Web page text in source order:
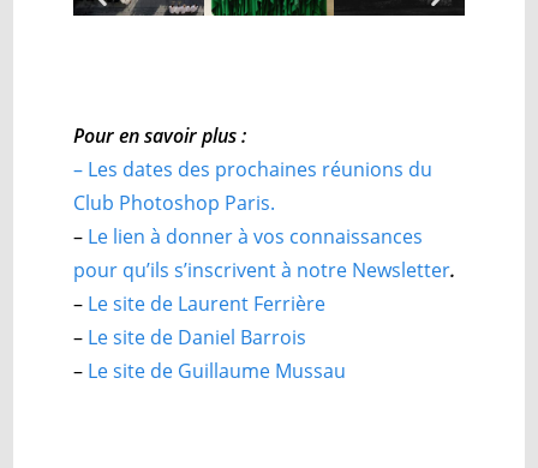
Pour en savoir plus :
– Les dates des prochaines réunions du
Club Photoshop Paris.
– Le lien à donner à vos connaissances
pour qu’ils s’inscrivent à notre Newsletter.
– Le site de Laurent Ferrière
– Le site de Daniel Barrois
– Le site de Guillaume Mussau